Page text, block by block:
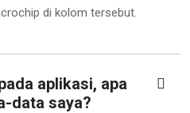
di kolom tersebut.
aplikasi, apa
data saya?